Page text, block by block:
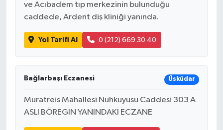
ve Acıbadem tıp merkezinin bulunduğu
caddede, Ardent diş kliniği yanında.
Yol Tarifi Al 0 (212) 669 30 40
Bağlarbaşı Eczanesi Üsküdar
Muratreis Mahallesi Nuhkuyusu Caddesi 303 A
ASLI BÖREGİN YANINDAKİ ECZANE